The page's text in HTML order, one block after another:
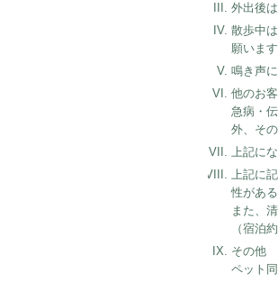
外出後
散歩中
願いま
鳴き声
他のお
急病・
外、そ
上記に
上記に
性があ
また、
（宿泊
その他
ペット